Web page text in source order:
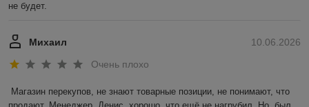
не будет.
10.06.2026
Михаил
Очень плохо
Магазин перекупов, не знают товарные позиции, не понимают, что